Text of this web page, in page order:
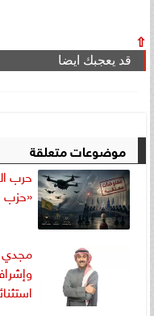
⇧
قد يعجبك ايضا
موضوعات متعلقة
حرب
«حزب
مجدي